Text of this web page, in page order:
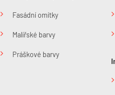
Fasádní omítky
Malířské barvy
Práškové barvy